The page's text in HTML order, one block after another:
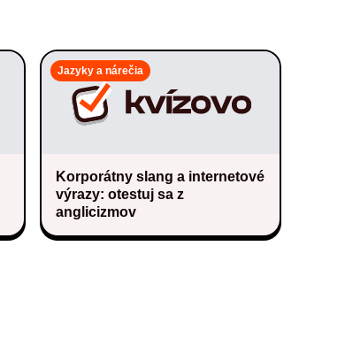
Jazyky a nárečia
Korporátny slang a internetové
výrazy: otestuj sa z
anglicizmov